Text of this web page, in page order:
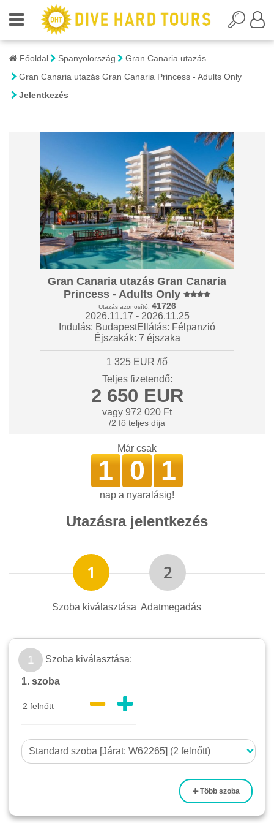
Főoldal Spanyolország
Gran Canaria utazás
Gran Canaria utazás Gran Canaria Princess - Adults Only
Jelentkezés
Már csak
1 0 1
nap a nyaralásig!
Utazásra jelentkezés
Szoba kiválasztása Adatmegadás
1 Szoba kiválasztása:
1. szoba
Több szoba
Gran Canaria utazás Gran Canaria
Princess - Adults Only
Utazás azonosító: 41726
2026.11.17 - 2026.11.25
Indulás: BudapestEllátás: Félpanzió
Éjszakák: 7 éjszaka
1 325 EUR /fő
Teljes fizetendő:
2 650 EUR
vagy 972 020 Ft
/2 fő teljes díja